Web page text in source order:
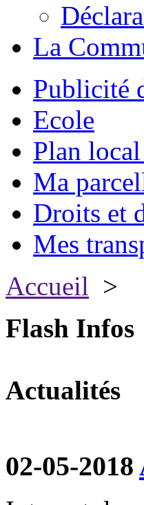
La
Publicité
Ecole
Plan
Ma
Droits et
Mes
Accueil >
Flash Infos
Actualités
02-05-2018